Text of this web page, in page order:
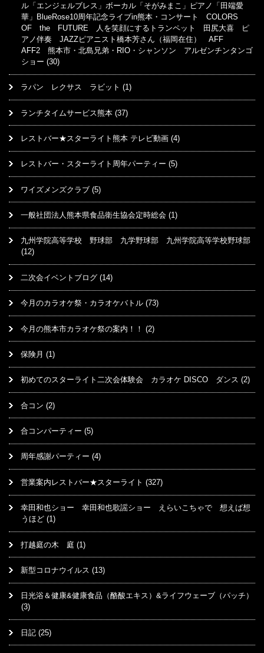
ル「エンジェルブレス」ボーカル「そがみまこ」ピアノ「田端愛
華」BlueRose10周年記念ライブin熊本・コンサート COLORS
OF the FUTURE 人を笑顔にするトランペット 田尻大喜 ピ
アノ伴奏 JAZZピアニスト橋本芳さん（福岡在住） AFF
AFF2 熊本市・北島兄弟・RIO・シャンソン アルゼンチンタンゴ
ショー (30)
ラパン レクサス ラビット (1)
ランチタイムサービス熊本 (37)
レストバー★スターライト熊本 テレビ動画 (4)
レストバー・スターライト周年パーティー (5)
ワイズメンズクラブ (5)
一般社団法人熊本県食品衛生協会定時総会 (1)
九州学院高等学校 野球部 九学野球部 九州学院高等学校野球部
(12)
二次会イベントブログ (14)
今月のカラオケ祭・カラオケバトル (73)
今月の熊本市カラオケ祭の案内！！ (2)
保険月 (1)
初めてのスターライト二次会体験会 カラオケ DISCO ダンス (2)
合コン (2)
合コンパーティー (5)
周年感謝パーティー (4)
営業案内レストバー★スターライト (327)
幸田和也ショー 幸田和也歌謡ショー えらいこちゃで 想えば想
うほど (1)
打越庭の木 庭 (1)
新型コロナウイルス (13)
日光浴＆健康&健康食品（酪酸エキス）&ライフウェーブ（パッチ）
(3)
日記 (25)